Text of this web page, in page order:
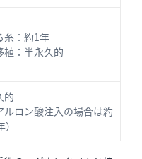
糸：約1年
植：半永久的
的
ルロン酸注入の場合は約